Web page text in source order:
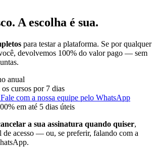
A escolha é sua.
para testar a plataforma. Se por qualquer
devolvemos 100% do valor pago — sem
anual
os cursos por 7 dias
com a nossa equipe pelo WhatsApp
em até 5 dias úteis
a sua assinatura quando quiser,
de acesso — ou, se preferir, falando com a